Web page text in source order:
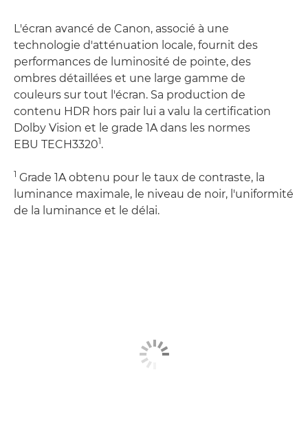
L'écran avancé de Canon, associé à une
technologie d'atténuation locale, fournit des
performances de luminosité de pointe, des
ombres détaillées et une large gamme de
couleurs sur tout l'écran. Sa production de
contenu HDR hors pair lui a valu la certification
Dolby Vision et le grade 1A dans les normes
EBU TECH33201.
1 Grade 1A obtenu pour le taux de contraste, la
luminance maximale, le niveau de noir, l'uniformité
de la luminance et le délai.